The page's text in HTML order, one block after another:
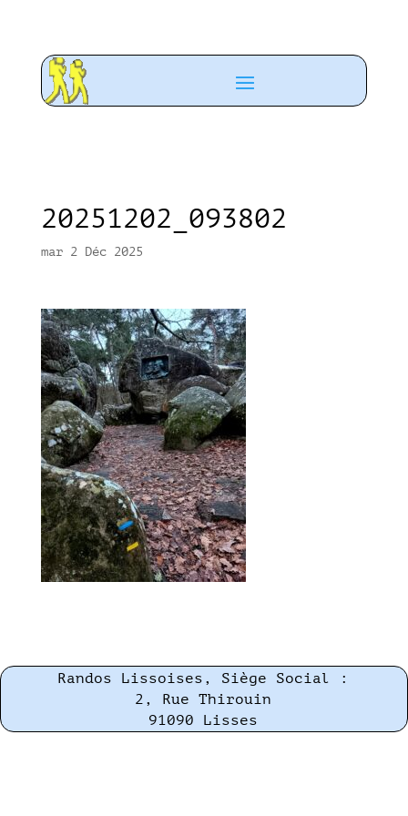
20251202_093802
mar 2 Déc 2025
Randos Lissoises, Siège Social :
2, Rue Thirouin
91090 Lisses